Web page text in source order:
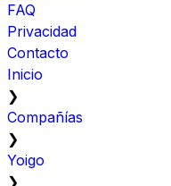
FAQ
Privacidad
Contacto
Inicio
❯
Compañías
❯
Yoigo
❯